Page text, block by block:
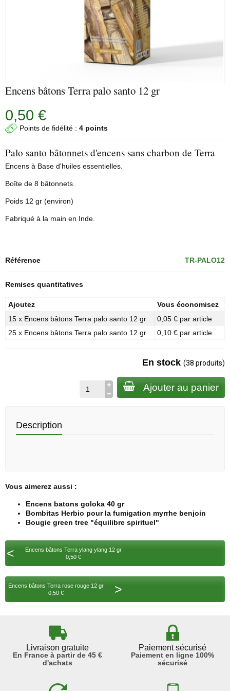
Encens bâtons Terra palo santo 12 gr
0,50 €
Points de fidélité : 4 points
Palo santo bâtonnets d'encens sans charbon de Terra
Encens à Base d'huiles essentielles.
Boîte de 8 bâtonnets.
Poids 12 gr (environ)
Fabriqué à la main en Inde.
Référence TR-PALO12
Remises quantitatives
Ajoutez
Vous économisez
15 x Encens bâtons Terra palo santo 12 gr
0,05 € par article
25 x Encens bâtons Terra palo santo 12 gr
0,10 € par article
En stock (38 produits)
Ajouter au panier
Description
Vous aimerez aussi :
Encens batons goloka 40 gr
Bombitas Herbio pour la fumigation myrrhe benjoin
Bougie green tree "équilibre spirituel"
<
Encens bâtons Terra ylang ylang 12 gr
0,50 €
Encens bâtons Terra rose rouge 12 gr
0,50 €
>
Livraison gratuite
En France à partir de 45 €
d'achats
Paiement sécurisé
Paiement en ligne 100%
sécurisé